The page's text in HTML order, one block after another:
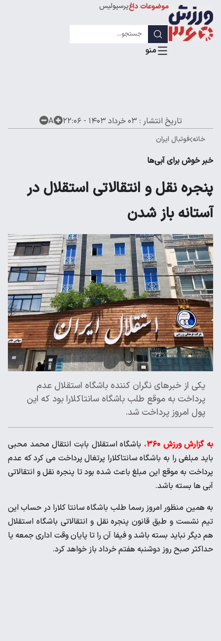
موضوعات داغپرسپولیس
لیگ قهرمانان
تاریخ انتشار : ۰۳ خرداد ۱۴۰۳ - ۲۲:۰۶ A
خانه فوتبال ایران
خبر خوش برای آبی‌‌ها
پنجره نقل و انتقالاتی استقلال در
آستانه باز شدن
یکی از خبرهای نگران کننده باشگاه استقلال عدم
پرداخت به موقع طلب باشگاه سانتاکلارا بود که این
پول امروز پرداخت شد.
به گزارش ورزش ۳۶۰ ، باشگاه استقلال بابت انتقال محمد محبی
باید مبلغی را به باشگاه سانتاکلارا پرتغال پرداخت می کرد که عدم
پرداخت به موقع این مبلغ باعث شده بود تا پنجره نقل و انتقالاتی
آبی ها بسته باشد.
به همین منظور امروز رسما طلب باشگاه سانتا کلارا در حساب این
تیم نشست و طبق قانون پنجره نقل و انتقالاتی باشگاه استقلال
هم دیگر نباید بسته باشد و فیفا آن را تا پایان وقت اداری جمعه یا
حداکثر صبح روز دوشنبه هفتم خرداد باز خواهد کرد.